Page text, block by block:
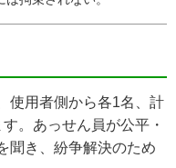
使用者側から各1名、計
。あっせん員が公平・
聞き、紛争解決のため